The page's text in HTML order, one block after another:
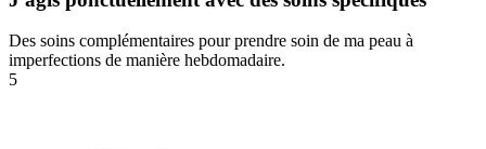
Des soins complémentaires pour prendre soin de ma peau à
imperfections de manière hebdomadaire.
5